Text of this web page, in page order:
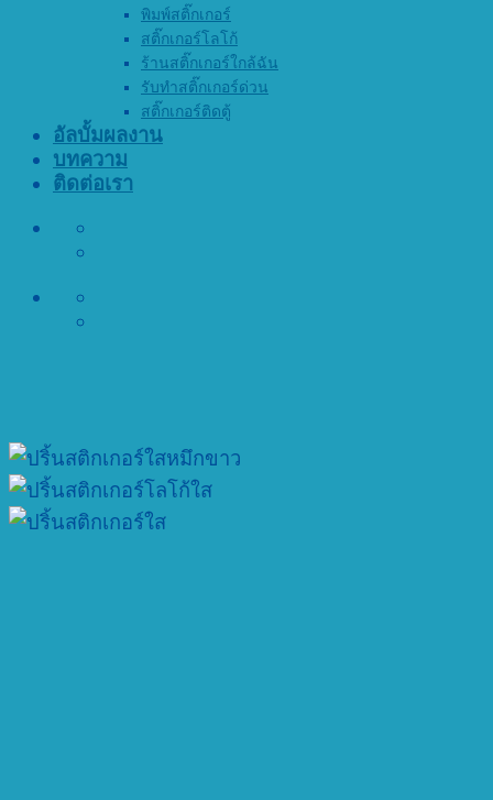
พิมพ์สติ๊กเกอร์
สติ๊กเกอร์โลโก้
ร้านสติ๊กเกอร์ใกล้ฉัน
รับทำสติ๊กเกอร์ด่วน
สติ๊กเกอร์ติดตู้
อัลบั้มผลงาน
บทความ
ติดต่อเรา